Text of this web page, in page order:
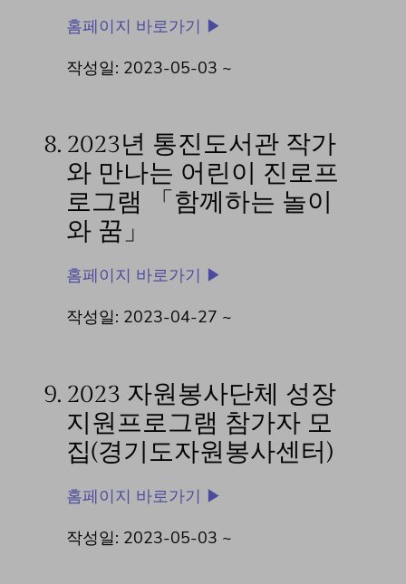
홈페이지 바로가기 ▶
작성일: 2023-05-03 ~
8. 2023년 통진도서관 작가
와 만나는 어린이 진로프
로그램 「함께하는 놀이
와 꿈」
홈페이지 바로가기 ▶
작성일: 2023-04-27 ~
9. 2023 자원봉사단체 성장
지원프로그램 참가자 모
집(경기도자원봉사센터)
홈페이지 바로가기 ▶
작성일: 2023-05-03 ~